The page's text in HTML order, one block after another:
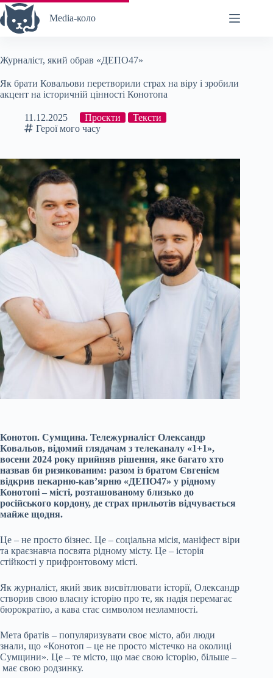
Перейти
до
вмісту
Media-коло
Журналіст, який обрав «ДЕПО47»
Як брати Ковальови перетворили страх на віру і зробили
акцент на історичній цінності Конотопа
11.12.2025 Проєкти
Тексти
Герої мого часу
Конотоп. Сумщина. Тележурналіст Олександр
Ковальов, відомий глядачам з телеканалу «1+1»,
восени 2024 року прийняв рішення, яке багато хто
назвав би ризикованим: разом із братом Євгенієм
відкрив пекарню-кав’ярню «ДЕПО47» у рідному
Конотопі – місті, розташованому близько до
російського кордону, де страх прильотів відчувається
майже щодня.
Це – не просто бізнес. Це – соціальна місія, маніфест віри
та краєзнавча посвята рідному місту. Це – історія
стійкості у прифронтовому місті.
Як журналіст, який звик висвітлювати історії, Олександр
створив свою власну історію про те, як надія перемагає
бюрократію, а кава стає символом незламності.
Мета братів – популяризувати своє місто, аби люди
знали, що «Конотоп – це не просто містечко на околиці
Сумщини». Це – те місто, що має свою історію, більше –
має свою родзинку.